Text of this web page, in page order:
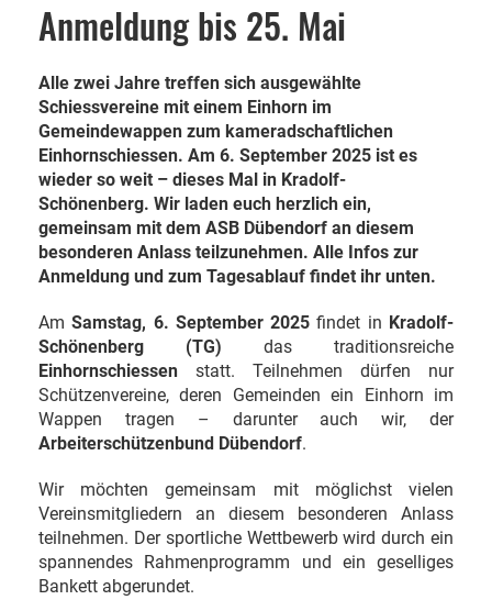
Anmeldung bis 25. Mai
Alle zwei Jahre treffen sich ausgewählte
Schiessvereine mit einem Einhorn im
Gemeindewappen zum kameradschaftlichen
Einhornschiessen. Am 6. September 2025 ist es
wieder so weit – dieses Mal in Kradolf-
Schönenberg. Wir laden euch herzlich ein,
gemeinsam mit dem ASB Dübendorf an diesem
besonderen Anlass teilzunehmen. Alle Infos zur
Anmeldung und zum Tagesablauf findet ihr unten.
AmSamstag, 6. September 2025 findet in Kradolf-
Schönenberg (TG) das traditionsreiche
Einhornschiessen statt. Teilnehmen dürfen nur
Schützenvereine, deren Gemeinden ein Einhorn im
Wappen tragen – darunter auch wir, der
Arbeiterschützenbund Dübendorf.
Wir möchten gemeinsam mit möglichst vielen
Vereinsmitgliedern an diesem besonderen Anlass
teilnehmen. Der sportliche Wettbewerb wird durch ein
spannendes Rahmenprogramm und ein geselliges
Bankett abgerundet.